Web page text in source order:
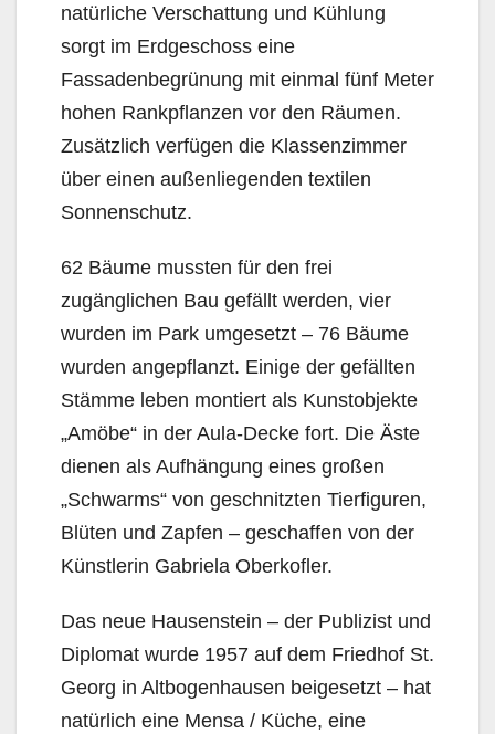
natürliche Verschattung und Kühlung
sorgt im Erdgeschoss eine
Fassadenbegrünung mit einmal fünf Meter
hohen Rankpflanzen vor den Räumen.
Zusätzlich verfügen die Klassenzimmer
über einen außenliegenden textilen
Sonnenschutz.
62 Bäume mussten für den frei
zugänglichen Bau gefällt werden, vier
wurden im Park umgesetzt – 76 Bäume
wurden angepflanzt. Einige der gefällten
Stämme leben montiert als Kunstobjekte
„Amöbe“ in der Aula-Decke fort. Die Äste
dienen als Aufhängung eines großen
„Schwarms“ von geschnitzten Tierfiguren,
Blüten und Zapfen – geschaffen von der
Künstlerin Gabriela Oberkofler.
Das neue Hausenstein – der Publizist und
Diplomat wurde 1957 auf dem Friedhof St.
Georg in Altbogenhausen beigesetzt – hat
natürlich eine Mensa / Küche, eine